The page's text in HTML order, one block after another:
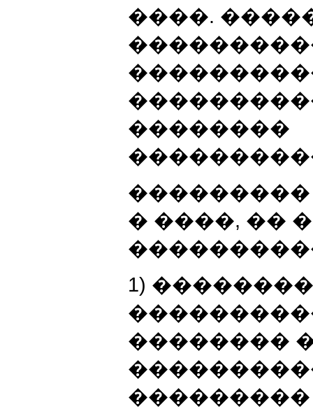
����.
��������
� ����, ��
1)
��������